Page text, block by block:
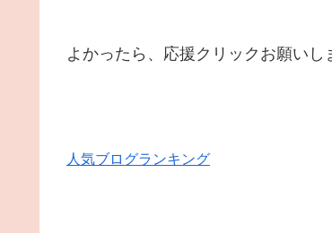
よかったら、応援クリックお願いし
人気ブログランキング